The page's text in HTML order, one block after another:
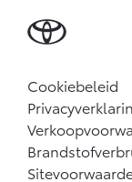
Cookiebeleid